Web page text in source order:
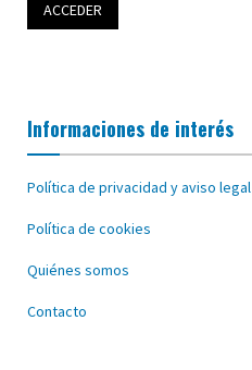
Informaciones de interés
Política de privacidad y aviso legal
Política de cookies
Quiénes somos
Contacto